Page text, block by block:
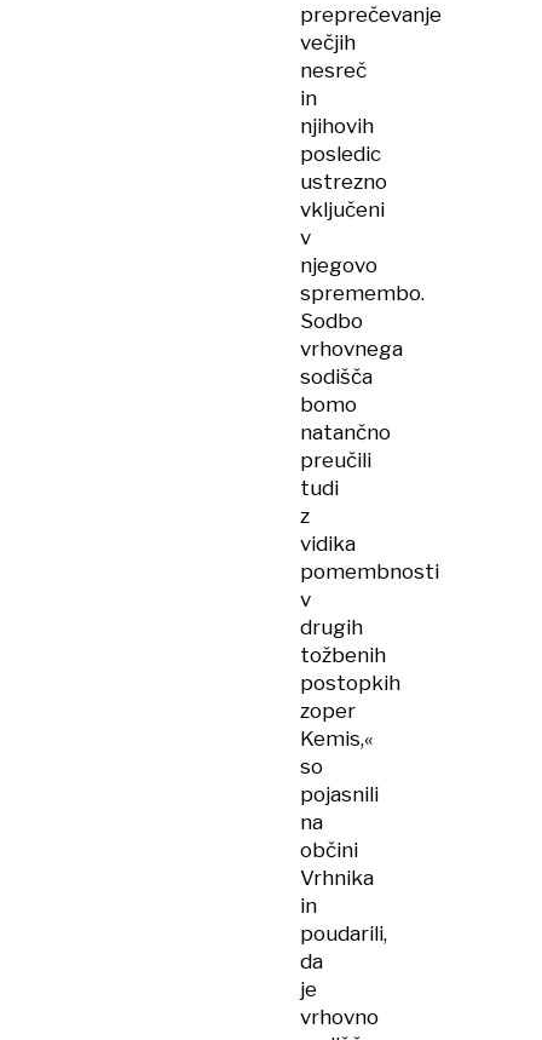
preprečevanje
večjih
nesreč
in
njihovih
posledic
ustrezno
vključeni
v
njegovo
spremembo.
Sodbo
vrhovnega
sodišča
bomo
natančno
preučili
tudi
z
vidika
pomembnosti
v
drugih
tožbenih
postopkih
zoper
Kemis,«
so
pojasnili
na
občini
Vrhnika
in
poudarili,
da
je
vrhovno